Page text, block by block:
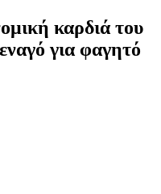
καρδιά του
για φαγητό